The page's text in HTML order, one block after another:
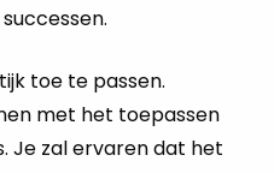
toe te passen.
met het toepassen
Je zal ervaren dat het